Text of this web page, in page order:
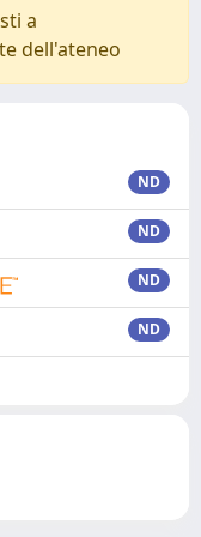
a
dell'ateneo
ND
ND
ND
ND